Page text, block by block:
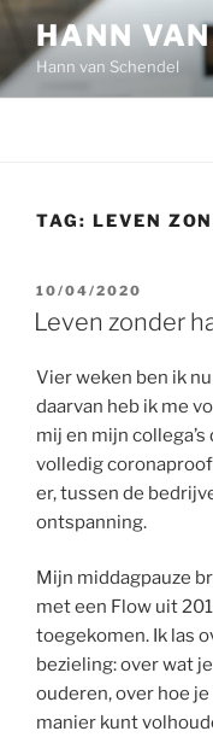
Ga
de
inhoud
HANN
Hann van Schendel
TAG: LEVEN
GEPLAATST
OP
10/04/2020
Leven zonder
Vier weken ben ik
daarvan heb ik me
mij en mijn
volledig
er, tussen de
ontspanning.
Mijn middagpauze
met een Flow uit
toegekomen. Ik las
bezieling: over wat
ouderen, over hoe
manier kunt